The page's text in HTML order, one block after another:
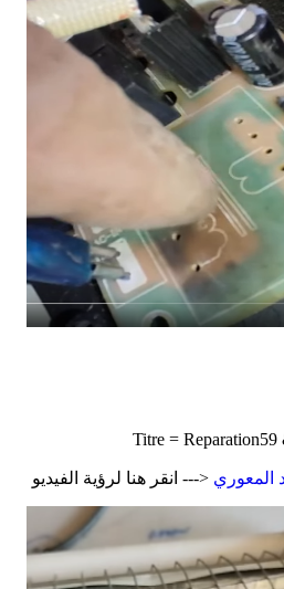
Titre =
المعوري <--- انقر هنا لرؤية الفيديو